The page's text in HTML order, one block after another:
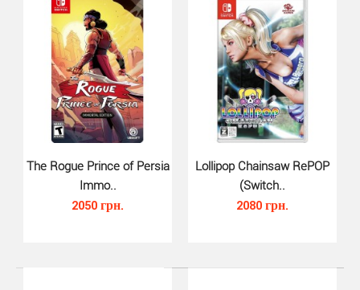
Capcom Belt Collection (Switch)..
The Rogue Prince of Persia
Immo..
2050 грн.
Lollipop Chainsaw RePOP
(Switch..
2080 грн.